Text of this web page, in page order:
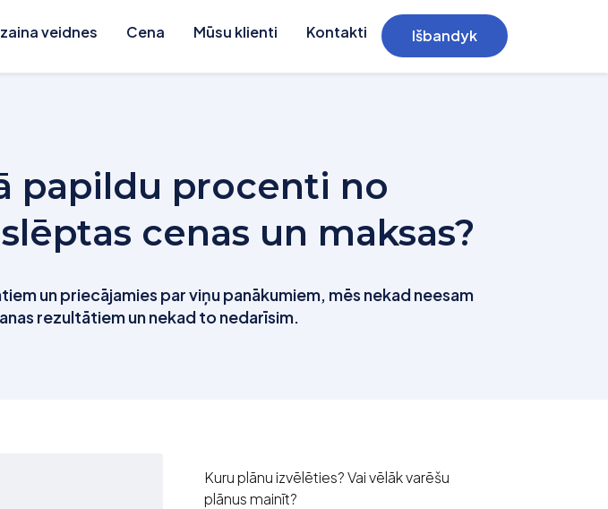
veidnes Cena Mūsu klienti Kontakti Išbandyk
papildu procenti no
cenas un maksas?
un priecājamies par viņu panākumiem, mēs nekad neesam
rezultātiem un nekad to nedarīsim.
Kuru plānu izvēlēties? Vai vēlāk varēšu
plānus mainīt?